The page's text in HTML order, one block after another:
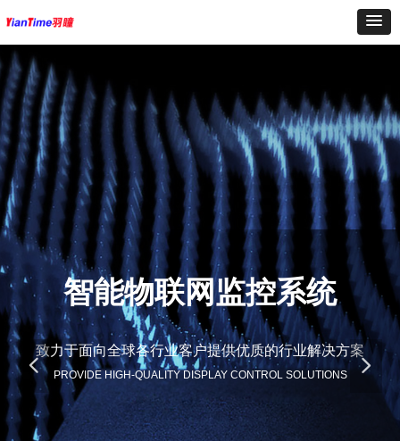
方案
品牌数字化赋能系
独家专利技术结合大数据能力，专注帮助企业实
PROVIDE HIGH-QUALITY DISPLAY
SOLUTIONS
넳 넲